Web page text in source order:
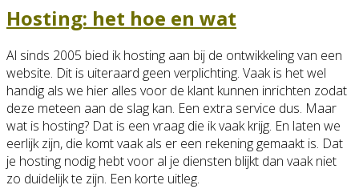
Hosting: het hoe en wat
Al sinds 2005 bied ik hosting aan bij de ontwikkeling van een
website. Dit is uiteraard geen verplichting. Vaak is het wel
handig als we hier alles voor de klant kunnen inrichten zodat
deze meteen aan de slag kan. Een extra service dus. Maar
wat is hosting? Dat is een vraag die ik vaak krijg. En laten we
eerlijk zijn, die komt vaak als er een rekening gemaakt is. Dat
je hosting nodig hebt voor al je diensten blijkt dan vaak niet
zo duidelijk te zijn. Een korte uitleg.